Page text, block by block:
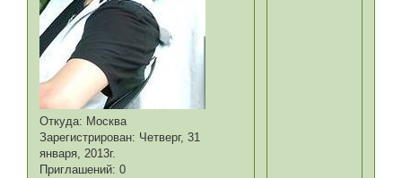
Откуда: Москва
Зарегистрирован: Четверг, 31
января, 2013г.
Приглашений: 0